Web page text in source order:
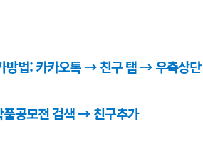
방법: 카카오톡 → 친구 탭 → 우측상
품공모전 검색 → 친구추가